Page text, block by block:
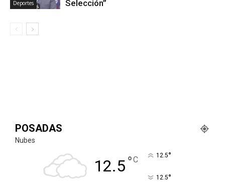
Deportes Selección”
POSADAS
Nubes
12.5°C 12.5°
12.5°